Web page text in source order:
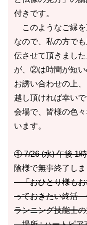
付きです。
このようなご縁を
なので、私の方で
伝させて頂きまし
が、②は時間が短い
お誘い合わせの上
越し頂ければ幸いで
会場で、皆様の色
います。
① 7/26 (水) 午後 1
陰様で無事終了しま
「おひとり様もお
っておきたい終活
ランニング技能士